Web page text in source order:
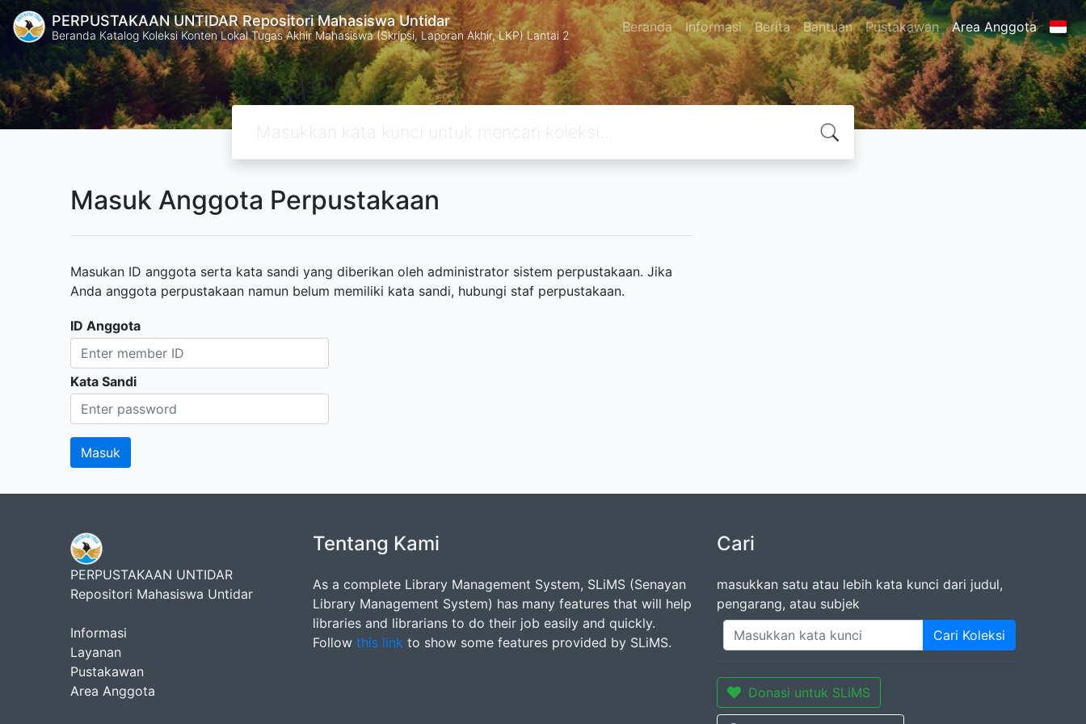
PERPUSTAKAAN UNTIDAR Repositori Mahasiswa Untidar
Beranda Katalog Koleksi Konten Lokal Tugas Akhir Mahasiswa (Skripsi, Laporan Akhir, LKP) Lantai 2 Beranda Informasi Berita Bantuan Pustakawan Area Anggota
Masuk Anggota Perpustakaan
Masukan ID anggota serta kata sandi yang diberikan oleh administrator sistem perpustakaan. Jika
Anda anggota perpustakaan namun belum memiliki kata sandi, hubungi staf perpustakaan.
ID Anggota
Kata Sandi
PERPUSTAKAAN UNTIDAR
Repositori Mahasiswa Untidar
Informasi
Layanan
Pustakawan
Area Anggota
Tentang Kami
As a complete Library Management System, SLiMS (Senayan
Library Management System) has many features that will help
libraries and librarians to do their job easily and quickly.
Follow this link to show some features provided by SLiMS.
Cari
masukkan satu atau lebih kata kunci dari judul,
pengarang, atau subjek
Cari Koleksi
Donasi untuk SLiMS